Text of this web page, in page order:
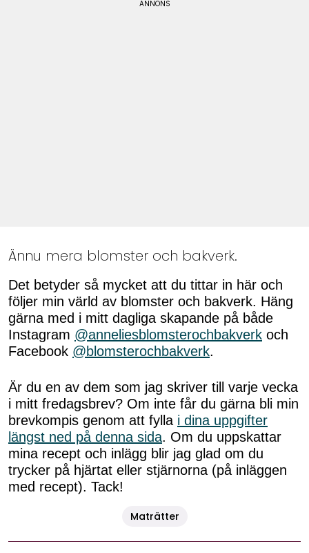
Ännu mera blomster och bakverk.
Det betyder så mycket att du tittar in här och
följer min värld av blomster och bakverk. Häng
gärna med i mitt dagliga skapande på både
Instagram @anneliesblomsterochbakverk och
Facebook @blomsterochbakverk.
Är du en av dem som jag skriver till varje vecka
i mitt fredagsbrev? Om inte får du gärna bli min
brevkompis genom att fylla i dina uppgifter
längst ned på denna sida. Om du uppskattar
mina recept och inlägg blir jag glad om du
trycker på hjärtat eller stjärnorna (på inläggen
med recept). Tack!
Maträtter